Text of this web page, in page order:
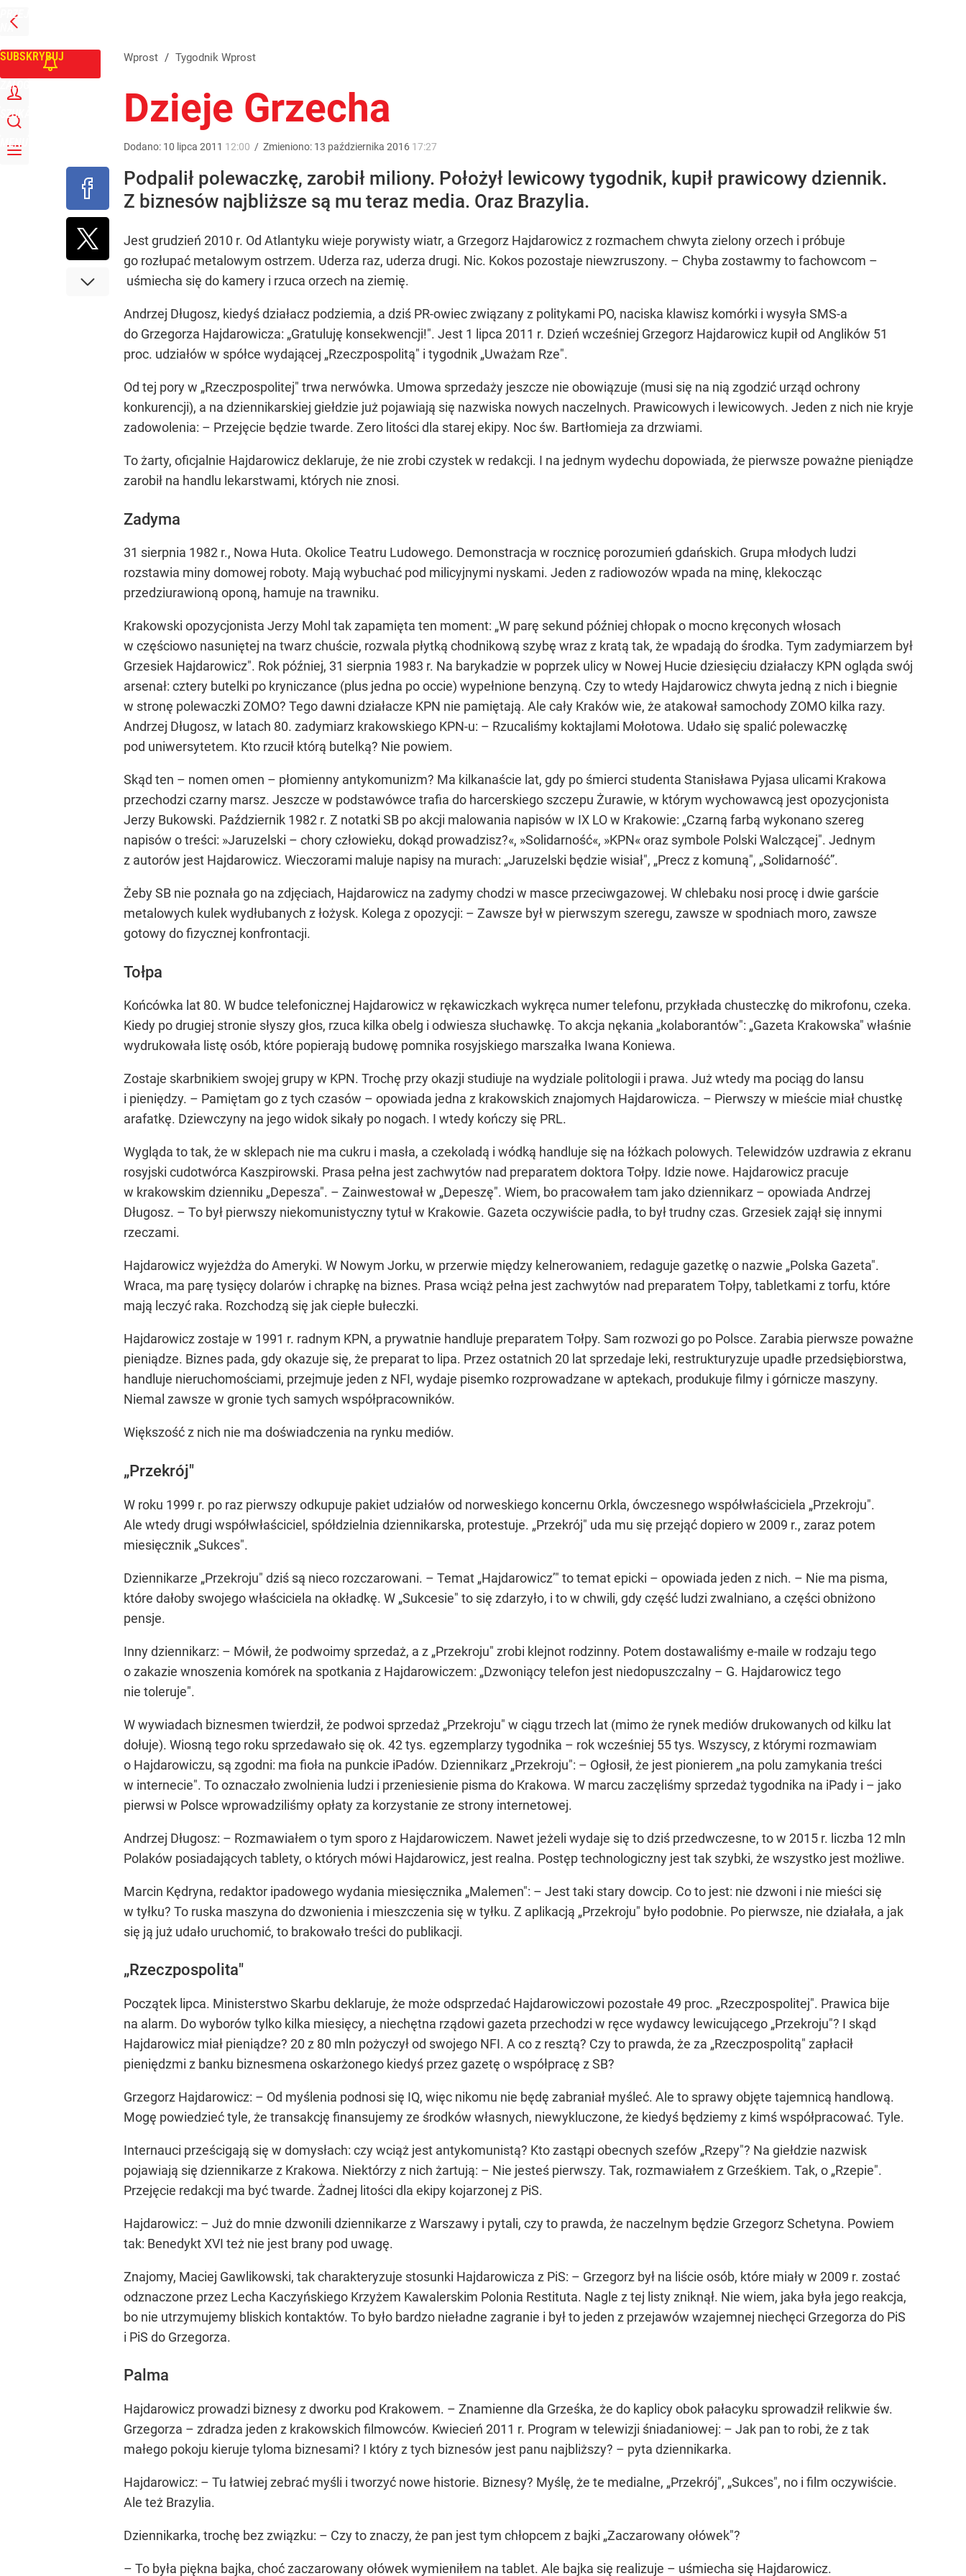
PRZEJDŹ
NA
GŁÓWNĄ
SUBSKRYBUJ
ZALOGUJ
SZUKAJ
MENU
Wprost / Tygodnik Wprost
Dzieje Grzecha
Dodano: 10 lipca 2011 12:00 / Zmieniono: 13 października 2016 17:27
Podpalił polewaczkę, zarobił miliony. Położył lewicowy tygodnik, kupił prawicowy dziennik.
Z biznesów najbliższe są mu teraz media. Oraz Brazylia.
Jest grudzień 2010 r. Od Atlantyku wieje porywisty wiatr, a Grzegorz Hajdarowicz z rozmachem chwyta zielony orzech i próbuje
go rozłupać metalowym ostrzem. Uderza raz, uderza drugi. Nic. Kokos pozostaje niewzruszony. – Chyba zostawmy to fachowcom –
uśmiecha się do kamery i rzuca orzech na ziemię.
Andrzej Długosz, kiedyś działacz podziemia, a dziś PR-owiec związany z politykami PO, naciska klawisz komórki i wysyła SMS-a
do Grzegorza Hajdarowicza: „Gratuluję konsekwencji!". Jest 1 lipca 2011 r. Dzień wcześniej Grzegorz Hajdarowicz kupił od Anglików 51
proc. udziałów w spółce wydającej „Rzeczpospolitą" i tygodnik „Uważam Rze".
Od tej pory w „Rzeczpospolitej" trwa nerwówka. Umowa sprzedaży jeszcze nie obowiązuje (musi się na nią zgodzić urząd ochrony
konkurencji), a na dziennikarskiej giełdzie już pojawiają się nazwiska nowych naczelnych. Prawicowych i lewicowych. Jeden z nich nie kryje
zadowolenia: – Przejęcie będzie twarde. Zero litości dla starej ekipy. Noc św. Bartłomieja za drzwiami.
To żarty, oficjalnie Hajdarowicz deklaruje, że nie zrobi czystek w redakcji. I na jednym wydechu dopowiada, że pierwsze poważne pieniądze
zarobił na handlu lekarstwami, których nie znosi.
Zadyma
31 sierpnia 1982 r., Nowa Huta. Okolice Teatru Ludowego. Demonstracja w rocznicę porozumień gdańskich. Grupa młodych ludzi
rozstawia miny domowej roboty. Mają wybuchać pod milicyjnymi nyskami. Jeden z radiowozów wpada na minę, klekocząc
przedziurawioną oponą, hamuje na trawniku.
Krakowski opozycjonista Jerzy Mohl tak zapamięta ten moment: „W parę sekund później chłopak o mocno kręconych włosach
w częściowo nasuniętej na twarz chuście, rozwala płytką chodnikową szybę wraz z kratą tak, że wpadają do środka. Tym zadymiarzem był
Grzesiek Hajdarowicz". Rok później, 31 sierpnia 1983 r. Na barykadzie w poprzek ulicy w Nowej Hucie dziesięciu działaczy KPN ogląda swój
arsenał: cztery butelki po kryniczance (plus jedna po occie) wypełnione benzyną. Czy to wtedy Hajdarowicz chwyta jedną z nich i biegnie
w stronę polewaczki ZOMO? Tego dawni działacze KPN nie pamiętają. Ale cały Kraków wie, że atakował samochody ZOMO kilka razy.
Andrzej Długosz, w latach 80. zadymiarz krakowskiego KPN-u: – Rzucaliśmy koktajlami Mołotowa. Udało się spalić polewaczkę
pod uniwersytetem. Kto rzucił którą butelką? Nie powiem.
Skąd ten – nomen omen – płomienny antykomunizm? Ma kilkanaście lat, gdy po śmierci studenta Stanisława Pyjasa ulicami Krakowa
przechodzi czarny marsz. Jeszcze w podstawówce trafia do harcerskiego szczepu Żurawie, w którym wychowawcą jest opozycjonista
Jerzy Bukowski. Październik 1982 r. Z notatki SB po akcji malowania napisów w IX LO w Krakowie: „Czarną farbą wykonano szereg
napisów o treści: »Jaruzelski – chory człowieku, dokąd prowadzisz?«, »Solidarność«, »KPN« oraz symbole Polski Walczącej". Jednym
z autorów jest Hajdarowicz. Wieczorami maluje napisy na murach: „Jaruzelski będzie wisiał", „Precz z komuną", „Solidarność”.
Żeby SB nie poznała go na zdjęciach, Hajdarowicz na zadymy chodzi w masce przeciwgazowej. W chlebaku nosi procę i dwie garście
metalowych kulek wydłubanych z łożysk. Kolega z opozycji: – Zawsze był w pierwszym szeregu, zawsze w spodniach moro, zawsze
gotowy do fizycznej konfrontacji.
Tołpa
Końcówka lat 80. W budce telefonicznej Hajdarowicz w rękawiczkach wykręca numer telefonu, przykłada chusteczkę do mikrofonu, czeka.
Kiedy po drugiej stronie słyszy głos, rzuca kilka obelg i odwiesza słuchawkę. To akcja nękania „kolaborantów": „Gazeta Krakowska" właśnie
wydrukowała listę osób, które popierają budowę pomnika rosyjskiego marszałka Iwana Koniewa.
Zostaje skarbnikiem swojej grupy w KPN. Trochę przy okazji studiuje na wydziale politologii i prawa. Już wtedy ma pociąg do lansu
i pieniędzy. – Pamiętam go z tych czasów – opowiada jedna z krakowskich znajomych Hajdarowicza. – Pierwszy w mieście miał chustkę
arafatkę. Dziewczyny na jego widok sikały po nogach. I wtedy kończy się PRL.
Wygląda to tak, że w sklepach nie ma cukru i masła, a czekoladą i wódką handluje się na łóżkach polowych. Telewidzów uzdrawia z ekranu
rosyjski cudotwórca Kaszpirowski. Prasa pełna jest zachwytów nad preparatem doktora Tołpy. Idzie nowe. Hajdarowicz pracuje
w krakowskim dzienniku „Depesza". – Zainwestował w „Depeszę". Wiem, bo pracowałem tam jako dziennikarz – opowiada Andrzej
Długosz. – To był pierwszy niekomunistyczny tytuł w Krakowie. Gazeta oczywiście padła, to był trudny czas. Grzesiek zajął się innymi
rzeczami.
Hajdarowicz wyjeżdża do Ameryki. W Nowym Jorku, w przerwie między kelnerowaniem, redaguje gazetkę o nazwie „Polska Gazeta".
Wraca, ma parę tysięcy dolarów i chrapkę na biznes. Prasa wciąż pełna jest zachwytów nad preparatem Tołpy, tabletkami z torfu, które
mają leczyć raka. Rozchodzą się jak ciepłe bułeczki.
Hajdarowicz zostaje w 1991 r. radnym KPN, a prywatnie handluje preparatem Tołpy. Sam rozwozi go po Polsce. Zarabia pierwsze poważne
pieniądze. Biznes pada, gdy okazuje się, że preparat to lipa. Przez ostatnich 20 lat sprzedaje leki, restrukturyzuje upadłe przedsiębiorstwa,
handluje nieruchomościami, przejmuje jeden z NFI, wydaje pisemko rozprowadzane w aptekach, produkuje filmy i górnicze maszyny.
Niemal zawsze w gronie tych samych współpracowników.
Większość z nich nie ma doświadczenia na rynku mediów.
„Przekrój"
W roku 1999 r. po raz pierwszy odkupuje pakiet udziałów od norweskiego koncernu Orkla, ówczesnego współwłaściciela „Przekroju".
Ale wtedy drugi współwłaściciel, spółdzielnia dziennikarska, protestuje. „Przekrój" uda mu się przejąć dopiero w 2009 r., zaraz potem
miesięcznik „Sukces".
Dziennikarze „Przekroju" dziś są nieco rozczarowani. – Temat „Hajdarowicz’" to temat epicki – opowiada jeden z nich. – Nie ma pisma,
które dałoby swojego właściciela na okładkę. W „Sukcesie" to się zdarzyło, i to w chwili, gdy część ludzi zwalniano, a części obniżono
pensje.
Inny dziennikarz: – Mówił, że podwoimy sprzedaż, a z „Przekroju" zrobi klejnot rodzinny. Potem dostawaliśmy e-maile w rodzaju tego
o zakazie wnoszenia komórek na spotkania z Hajdarowiczem: „Dzwoniący telefon jest niedopuszczalny – G. Hajdarowicz tego
nie toleruje".
W wywiadach biznesmen twierdził, że podwoi sprzedaż „Przekroju" w ciągu trzech lat (mimo że rynek mediów drukowanych od kilku lat
dołuje). Wiosną tego roku sprzedawało się ok. 42 tys. egzemplarzy tygodnika – rok wcześniej 55 tys. Wszyscy, z którymi rozmawiam
o Hajdarowiczu, są zgodni: ma fioła na punkcie iPadów. Dziennikarz „Przekroju": – Ogłosił, że jest pionierem „na polu zamykania treści
w internecie". To oznaczało zwolnienia ludzi i przeniesienie pisma do Krakowa. W marcu zaczęliśmy sprzedaż tygodnika na iPady i – jako
pierwsi w Polsce wprowadziliśmy opłaty za korzystanie ze strony internetowej.
Andrzej Długosz: – Rozmawiałem o tym sporo z Hajdarowiczem. Nawet jeżeli wydaje się to dziś przedwczesne, to w 2015 r. liczba 12 mln
Polaków posiadających tablety, o których mówi Hajdarowicz, jest realna. Postęp technologiczny jest tak szybki, że wszystko jest możliwe.
Marcin Kędryna, redaktor ipadowego wydania miesięcznika „Malemen": – Jest taki stary dowcip. Co to jest: nie dzwoni i nie mieści się
w tyłku? To ruska maszyna do dzwonienia i mieszczenia się w tyłku. Z aplikacją „Przekroju" było podobnie. Po pierwsze, nie działała, a jak
się ją już udało uruchomić, to brakowało treści do publikacji.
„Rzeczpospolita"
Początek lipca. Ministerstwo Skarbu deklaruje, że może odsprzedać Hajdarowiczowi pozostałe 49 proc. „Rzeczpospolitej". Prawica bije
na alarm. Do wyborów tylko kilka miesięcy, a niechętna rządowi gazeta przechodzi w ręce wydawcy lewicującego „Przekroju"? I skąd
Hajdarowicz miał pieniądze? 20 z 80 mln pożyczył od swojego NFI. A co z resztą? Czy to prawda, że za „Rzeczpospolitą" zapłacił
pieniędzmi z banku biznesmena oskarżonego kiedyś przez gazetę o współpracę z SB?
Grzegorz Hajdarowicz: – Od myślenia podnosi się IQ, więc nikomu nie będę zabraniał myśleć. Ale to sprawy objęte tajemnicą handlową.
Mogę powiedzieć tyle, że transakcję finansujemy ze środków własnych, niewykluczone, że kiedyś będziemy z kimś współpracować. Tyle.
Internauci prześcigają się w domysłach: czy wciąż jest antykomunistą? Kto zastąpi obecnych szefów „Rzepy"? Na giełdzie nazwisk
pojawiają się dziennikarze z Krakowa. Niektórzy z nich żartują: – Nie jesteś pierwszy. Tak, rozmawiałem z Grześkiem. Tak, o „Rzepie".
Przejęcie redakcji ma być twarde. Żadnej litości dla ekipy kojarzonej z PiS.
Hajdarowicz: – Już do mnie dzwonili dziennikarze z Warszawy i pytali, czy to prawda, że naczelnym będzie Grzegorz Schetyna. Powiem
tak: Benedykt XVI też nie jest brany pod uwagę.
Znajomy, Maciej Gawlikowski, tak charakteryzuje stosunki Hajdarowicza z PiS: – Grzegorz był na liście osób, które miały w 2009 r. zostać
odznaczone przez Lecha Kaczyńskiego Krzyżem Kawalerskim Polonia Restituta. Nagle z tej listy zniknął. Nie wiem, jaka była jego reakcja,
bo nie utrzymujemy bliskich kontaktów. To było bardzo nieładne zagranie i był to jeden z przejawów wzajemnej niechęci Grzegorza do PiS
i PiS do Grzegorza.
Palma
Hajdarowicz prowadzi biznesy z dworku pod Krakowem. – Znamienne dla Grześka, że do kaplicy obok pałacyku sprowadził relikwie św.
Grzegorza – zdradza jeden z krakowskich filmowców. Kwiecień 2011 r. Program w telewizji śniadaniowej: – Jak pan to robi, że z tak
małego pokoju kieruje tyloma biznesami? I który z tych biznesów jest panu najbliższy? – pyta dziennikarka.
Hajdarowicz: – Tu łatwiej zebrać myśli i tworzyć nowe historie. Biznesy? Myślę, że te medialne, „Przekrój", „Sukces", no i film oczywiście.
Ale też Brazylia.
Dziennikarka, trochę bez związku: – Czy to znaczy, że pan jest tym chłopcem z bajki „Zaczarowany ołówek"?
– To była piękna bajka, choć zaczarowany ołówek wymieniłem na tablet. Ale bajka się realizuje – uśmiecha się Hajdarowicz.